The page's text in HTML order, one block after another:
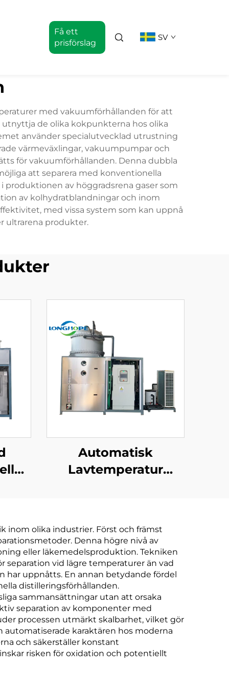
Få ett
prisförslag
SV
med vakuumförhållanden för att
de olika kokpunkterna hos olika
använder specialutvecklad utrustning
värmeväxlingar, vakuumpumpar och
för vakuumförhållanden. Denna dubbla
att separera med konventionella
av höggradsrena gaser som
av kolhydratblandningar och inom
med vissa system som kan uppnå
ultrarena produkter.
Automatisk
Lavtemperatur
Värmeväxling
Utrustning
inom olika industrier. Först och främst
Denna högre nivå av
eller läkemedelsproduktion. Tekniken
vid lägre temperaturer än vad
har uppnåtts. En annan betydande fördel
distilleringsförhållanden.
sammansättningar utan att orsaka
separation av komponenter med
processen utmärkt skalbarhet, vilket gör
automatiserade karaktären hos moderna
och säkerställer konstant
risken för oxidation och potentiellt